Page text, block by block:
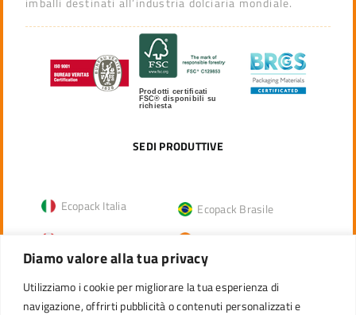
Diamo valore alla tua privacy
Utilizziamo i cookie per migliorare la tua esperienza di
navigazione, offrirti pubblicità o contenuti personalizzati e
Prodotti certificati
FSC® disponibili su
richiesta
SEDI PRODUTTIVE
Ecopack Italia
Ecopack Brasile
Ecopack Tunisia